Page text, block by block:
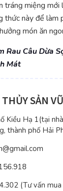
miệng mới
thức này để làm
món ăn
Rau Câu Dừa
Mát
SẢN
Kiều Hạ 1(tại
thành phố Hải
(Tư vấn mua